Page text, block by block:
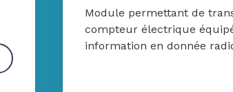
Module permettant de
compteur électrique
information en donnée